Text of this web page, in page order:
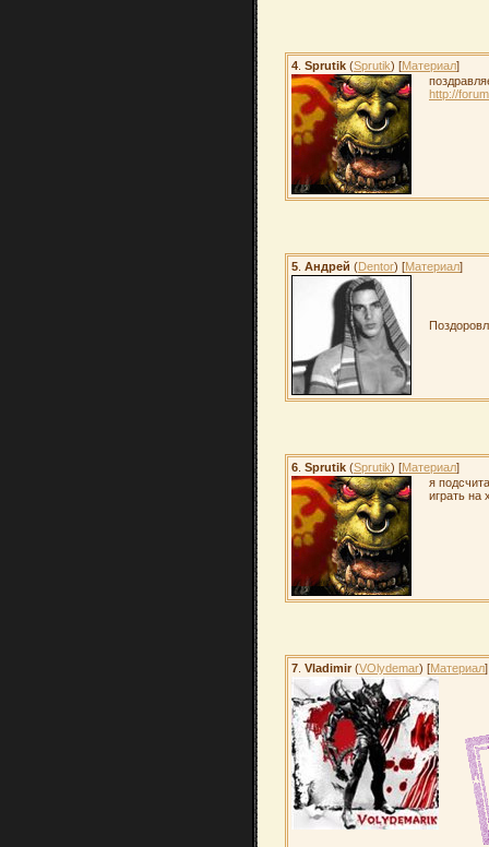
4 Sprutik (Sprutik) [Материал]
http://
5 Андрей (Dentor) [Материал]
6 Sprutik (Sprutik) [Материал]
я
играть на
7 Vladimir (VOlydemar) [Материал]